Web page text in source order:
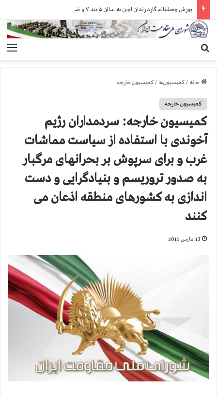
یورش وحشیانه گارد زندان اوین به سالن ۵ بند ۷ و ضرب و شتم زندانیان
خانه /کمیسیون‌ها /کمیسیون خارجه
کمیسیون خارجه
كمیسیون خارجه: سردمداران رژیم
آخوندی با استفاده از سیاست مماشات
غرب و برای سرپوش بر بحرانهای مرگبار
به صدور تروریسم و بنیادگرایی و دست
اندازی به كشورهای منطقه اذعان می
كنند
13 مارس 2015